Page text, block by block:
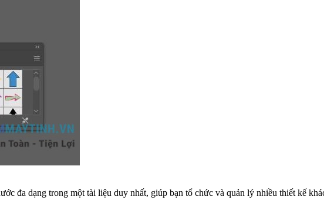
đa dạng trong một tài liệu duy nhất, giúp bạn tổ chức và quản lý nhiều thiết kế